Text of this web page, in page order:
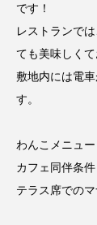
です！
レストランで
ても美味しくて
敷地内には電
す。
わんこメニュ
カフェ同伴条
テラス席での